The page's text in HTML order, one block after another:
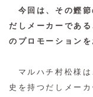
今回は、その鰹節
だしメーカーであ
のプロモーション
マルハチ村松様は
史を持つだしメー